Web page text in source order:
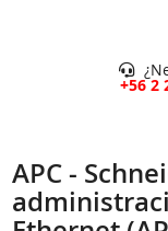
+56 2
APC -